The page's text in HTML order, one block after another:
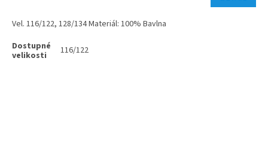
Vel. 116/122, 128/134 Materiál: 100% Bavlna
116/122